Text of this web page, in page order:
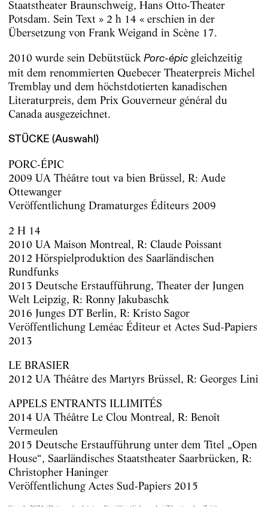
Staatstheater Braunschweig, Hans Otto-Theater
Potsdam. Sein Text » 2 h 14 « erschien in der
Übersetzung von Frank Weigand in Scène 17.
2010 wurde sein Debütstück Porc-épicgleichzeitig
mit dem renommierten Quebecer Theaterpreis Michel
Tremblay und dem höchstdotierten kanadischen
Literaturpreis, dem Prix Gouverneur général du
Canada ausgezeichnet.
STÜCKE (Auswahl)
PORC-ÉPIC
2009 UA Théâtre tout va bien Brüssel, R: Aude
Ottewanger
Veröffentlichung Dramaturges Éditeurs 2009
2 H 14
2010 UA Maison Montreal, R: Claude Poissant
2012 Hörspielproduktion des Saarländischen
Rundfunks
2013 Deutsche Erstaufführung, Theater der Jungen
Welt Leipzig, R: Ronny Jakubaschk
2016 Junges DT Berlin, R: Kristo Sagor
Veröffentlichung Leméac Éditeur et Actes Sud-Papiers
2013
LE BRASIER
2012 UA Théâtre des Martyrs Brüssel, R: Georges Lini
APPELS ENTRANTS ILLIMITÉS
2014 UA Théâtre Le Clou Montreal, R: Benoît
Vermeulen
2015 Deutsche Erstaufführung unter dem Titel „Open
House“, Saarländisches Staatstheater Saarbrücken, R:
Christopher Haninger
Veröffentlichung Actes Sud-Papiers 2015